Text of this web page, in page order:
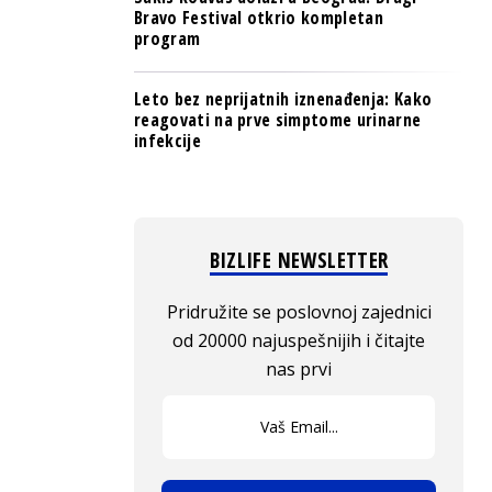
Bravo Festival otkrio kompletan
program
Leto bez neprijatnih iznenađenja: Kako
reagovati na prve simptome urinarne
infekcije
BIZLIFE NEWSLETTER
Pridružite se poslovnoj zajednici
od 20000 najuspešnijih i čitajte
nas prvi